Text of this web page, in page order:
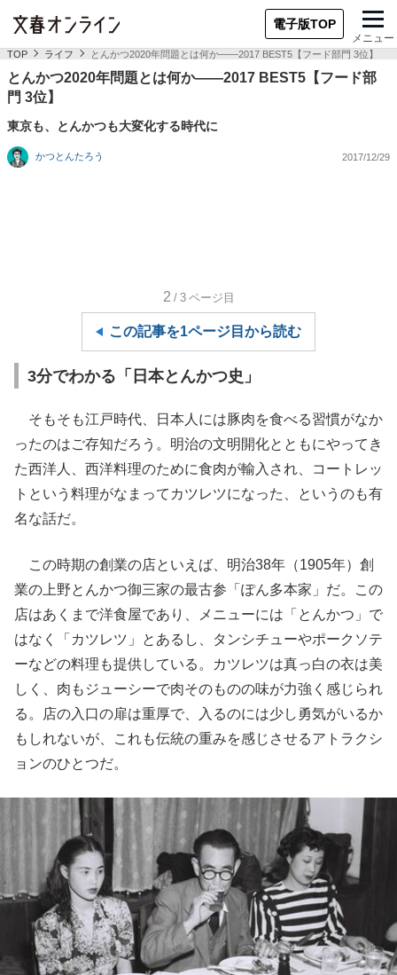
電子版TOP
メニュー
TOP ライフ とんかつ2020年問題とは何か――2017 BEST5【フード部門 3位】
とんかつ2020年問題とは何か――2017 BEST5【フード部
門 3位】
東京も、とんかつも大変化する時代に
かつとんたろう 2017/12/29
2 /3 ページ目
この記事を1ページ目から読む
3分でわかる「日本とんかつ史」
そもそも江戸時代、日本人には豚肉を食べる習慣がなか
ったのはご存知だろう。明治の文明開化とともにやってき
た西洋人、西洋料理のために食肉が輸入され、コートレッ
トという料理がなまってカツレツになった、というのも有
名な話だ。
この時期の創業の店といえば、明治38年（1905年）創
業の上野とんかつ御三家の最古参「ぽん多本家」だ。この
店はあくまで洋食屋であり、メニューには「とんかつ」で
はなく「カツレツ」とあるし、タンシチューやポークソテ
ーなどの料理も提供している。カツレツは真っ白の衣は美
しく、肉もジューシーで肉そのものの味が力強く感じられ
る。店の入口の扉は重厚で、入るのには少し勇気がいるか
もしれないが、これも伝統の重みを感じさせるアトラクシ
ョンのひとつだ。